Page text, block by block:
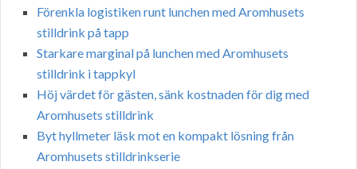
Förenkla logistiken runt lunchen med Aromhusets
stilldrink på tapp
Starkare marginal på lunchen med Aromhusets
stilldrink i tappkyl
Höj värdet för gästen, sänk kostnaden för dig med
Aromhusets stilldrink
Byt hyllmeter läsk mot en kompakt lösning från
Aromhusets stilldrinkserie